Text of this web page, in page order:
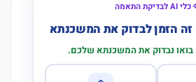
כלי AI לבדיקת התאמה
זה הזמן לבדוק את המשכנתא
בואו נבדוק את המשכנתא שלכם.